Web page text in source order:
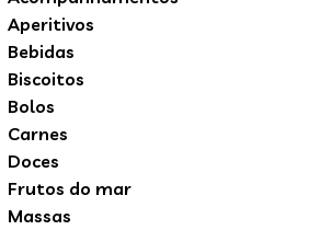
Aperitivos
Bebidas
Biscoitos
Bolos
Carnes
Doces
Frutos do mar
Massas